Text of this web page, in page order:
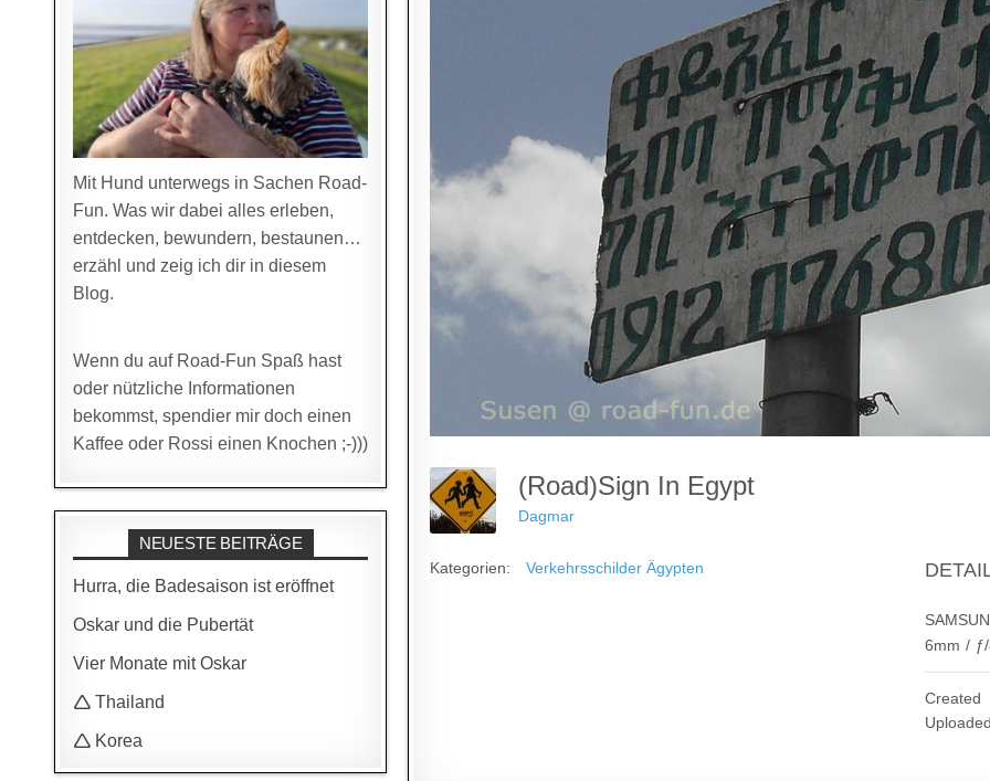
(Road)sign In Egypt
Dagmar
Kategorien: Verkehrsschilder Ägypten
6mm /
Created
Mit Hund unterwegs in Sachen Road-
Fun. Was wir dabei alles erleben,
entdecken, bewundern, bestaunen…
erzähl und zeig ich dir in diesem
Blog.
Wenn du auf Road-Fun Spaß hast
oder nützliche Informationen
bekommst, spendier mir doch einen
Kaffee oder Rossi einen Knochen ;-)))
NEUESTE BEITRÄGE
Hurra, die Badesaison ist eröffnet
Oskar und die Pubertät
Vier Monate mit Oskar
🛆 Thailand
🛆 Korea